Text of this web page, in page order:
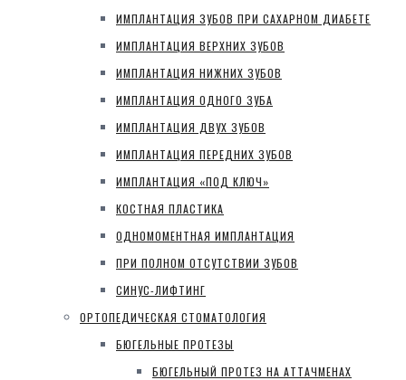
ИМПЛАНТАЦИЯ ЗУБОВ ПРИ САХАРНОМ ДИАБЕТЕ
ИМПЛАНТАЦИЯ ВЕРХНИХ ЗУБОВ
ИМПЛАНТАЦИЯ НИЖНИХ ЗУБОВ
ИМПЛАНТАЦИЯ ОДНОГО ЗУБА
ИМПЛАНТАЦИЯ ДВУХ ЗУБОВ
ИМПЛАНТАЦИЯ ПЕРЕДНИХ ЗУБОВ
ИМПЛАНТАЦИЯ «ПОД КЛЮЧ»
КОСТНАЯ ПЛАСТИКА
ОДНОМОМЕНТНАЯ ИМПЛАНТАЦИЯ
ПРИ ПОЛНОМ ОТСУТСТВИИ ЗУБОВ
СИНУС-ЛИФТИНГ
ОРТОПЕДИЧЕСКАЯ СТОМАТОЛОГИЯ
БЮГЕЛЬНЫЕ ПРОТЕЗЫ
БЮГЕЛЬНЫЙ ПРОТЕЗ НА АТТАЧМЕНАХ